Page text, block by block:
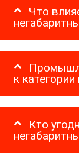
Что
к
Кто